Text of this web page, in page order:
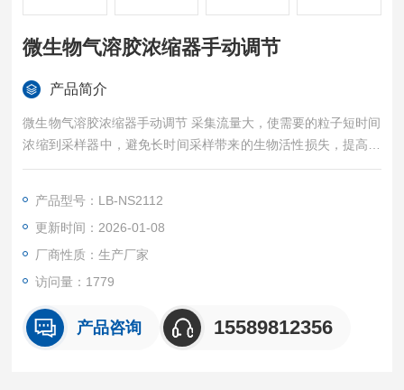
微生物气溶胶浓缩器手动调节
产品简介
微生物气溶胶浓缩器手动调节 采集流量大，使需要的粒子短时间
浓缩到采样器中，避免长时间采样带来的生物活性损失，提高采
样器的现场实用性。
产品型号：LB-NS2112
更新时间：2026-01-08
厂商性质：生产厂家
访问量：1779
产品咨询 15589812356